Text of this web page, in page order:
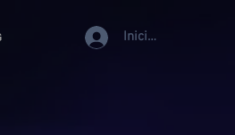
Iniciar sesión